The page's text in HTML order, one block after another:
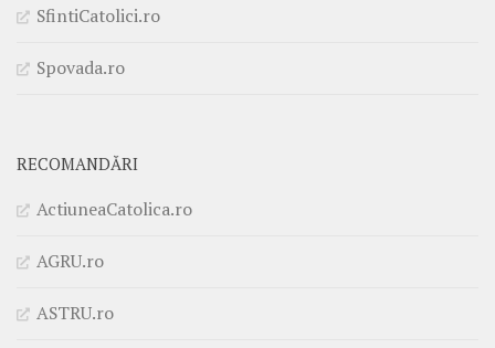
SfintiCatolici.ro
Spovada.ro
RECOMANDĂRI
ActiuneaCatolica.ro
AGRU.ro
ASTRU.ro